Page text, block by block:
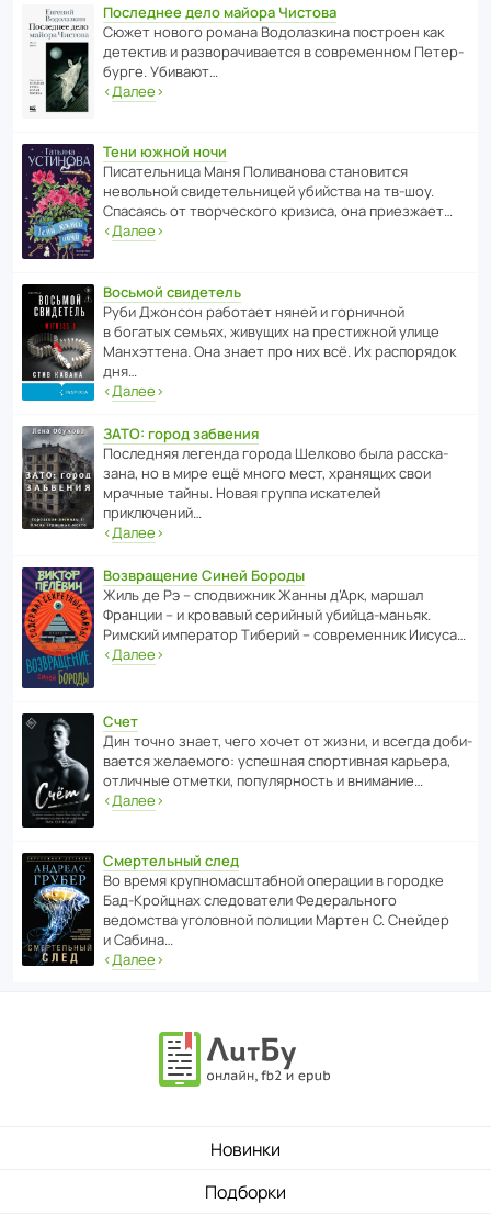
Последнее дело майора Чистова
Сюжет нового романа Водо­ла­з­кина пост­роен как
дете­ктив и разво­ра­чи­ва­ется в совре­менном Пете­р­
бурге. Убивают…
‹Далее›
Тени южной ночи
Писа­тель­ница Маня Поли­ва­нова стано­вится
невольной свиде­тель­ницей убийства на тв-шоу.
Спасаясь от твор­че­с­кого кризиса, она приезжает…
‹Далее›
Восьмой свидетель
Руби Джонсон рабо­тает няней и горни­чной
в богатых семьях, живущих на прес­ти­жной улице
Манх­эт­тена. Она знает про них всё. Их распо­рядок
дня…
‹Далее›
ЗАТО: город забвения
После­дняя легенда города Шелково была расска­
зана, но в мире ещё много мест, хранящих свои
мрачные тайны. Новая группа иска­телей
приключений…
‹Далее›
Возвращение Синей Бороды
Жиль де Рэ – спод­ви­жник Жанны д’Арк, маршал
Франции – и кровавый серийный убийца-маньяк.
Римский импе­ратор Тиберий – совре­менник Иисуса…
‹Далее›
Счет
Дин точно знает, чего хочет от жизни, и всегда доби­
ва­ется жела­е­мого: успе­шная спор­ти­вная карьера,
отли­чные отметки, попу­ля­р­ность и внимание…
‹Далее›
Смертельный след
Во время круп­но­мас­ш­та­бной операции в городке
Бад‑Крой­цнах следо­ва­тели Феде­раль­ного
ведомства уголо­вной полиции Мартен С. Снейдер
и Сабина…
‹Далее›
Новинки
Подборки